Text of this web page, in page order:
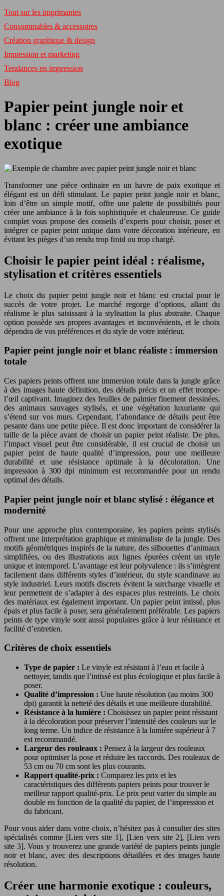
Tout sur les imprimantes
Consommables & accessoires
Création graphique & design
Impression et marketing
Tendances en impression
Blog
Papier peint jungle noir et
blanc : créer une ambiance
exotique
Transformer une pièce ordinaire en un havre de paix exotique et
élégant est un défi stimulant. Le papier peint jungle noir et blanc,
loin d’être un simple motif, offre une palette de possibilités pour
créer une ambiance à la fois sophistiquée et chaleureuse. Ce guide
complet vous propose des conseils d’experts pour choisir, poser et
intégrer ce papier peint unique dans votre décoration intérieure, en
évitant les pièges d’un rendu trop froid ou trop chargé.
Choisir le papier peint idéal : réalisme,
stylisation et critères essentiels
Le choix du papier peint jungle noir et blanc est crucial pour le
succès de votre projet. Le marché regorge d’options, allant du
réalisme le plus saisissant à la stylisation la plus abstraite. Chaque
option possède ses propres avantages et inconvénients, et le choix
dépendra de vos préférences et du style de votre intérieur.
Papier peint jungle noir et blanc réaliste : immersion
totale
Ces papiers peints offrent une immersion totale dans la jungle grâce
à des images haute définition, des détails précis et un effet trompe-
l’œil captivant. Imaginez des feuilles de palmier finement dessinées,
des animaux sauvages stylisés, et une végétation luxuriante qui
s’étend sur vos murs. Cependant, l’abondance de détails peut être
pesante dans une petite pièce. Il est donc important de considérer la
taille de la pièce avant de choisir un papier peint réaliste. De plus,
l’impact visuel peut être considérable, il est crucial de choisir un
papier peint de haute qualité d’impression, pour une meilleure
durabilité et une résistance optimale à la décoloration. Une
impression à 300 dpi minimum est recommandée pour un rendu
optimal des détails.
Papier peint jungle noir et blanc stylisé : élégance et
modernité
Pour une approche plus contemporaine, les papiers peints stylisés
offrent une interprétation graphique et minimaliste de la jungle. Des
motifs géométriques inspirés de la nature, des silhouettes d’animaux
simplifiées, ou des illustrations aux lignes épurées créent un style
unique et intemporel. L’avantage est leur polyvalence : ils s’intègrent
facilement dans différents styles d’intérieur, du style scandinave au
style industriel. Leurs motifs discrets évitent la surcharge visuelle et
leur permettent de s’adapter à des espaces plus restreints. Le choix
des matériaux est également important. Un papier peint intissé, plus
épais et plus facile à poser, sera généralement préférable. Les papiers
peints de type vinyle sont aussi populaires grâce à leur résistance et
facilité d’entretien.
Critères de choix essentiels
Type de papier : Le vinyle est résistant à l’eau et facile à
nettoyer, tandis que l’intissé est plus écologique et plus facile à
poser.
Qualité d’impression : Une haute résolution (au moins 300
dpi) garantit la netteté des détails et une meilleure durabilité.
Résistance à la lumière : Choisissez un papier peint résistant
à la décoloration pour préserver l’intensité des couleurs sur le
long terme. Un indice de résistance à la lumière supérieur à 7
est recommandé.
Largeur des rouleaux : Pensez à la largeur des rouleaux
pour optimiser la pose et réduire les raccords. Des rouleaux de
53 cm ou 70 cm sont les plus courants.
Rapport qualité-prix : Comparez les prix et les
caractéristiques des différents papiers peints pour trouver le
meilleur rapport qualité-prix. Le prix peut varier du simple au
double en fonction de la qualité du papier, de l’impression et
du fabricant.
Pour vous aider dans votre choix, n’hésitez pas à consulter des sites
spécialisés comme [Lien vers site 1], [Lien vers site 2], [Lien vers
site 3]. Vous y trouverez une grande variété de papiers peints jungle
noir et blanc, avec des descriptions détaillées et des images haute
résolution.
Créer une harmonie exotique : couleurs,